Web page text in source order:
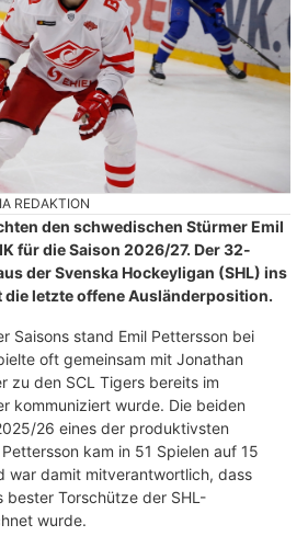
REDAKTION
den schwedischen Stürmer Emil
für die Saison 2026/27. Der 32-
der Svenska Hockeyligan (SHL) ins
die letzte offene Ausländerposition.
Saisons stand Emil Pettersson bei
oft gemeinsam mit Jonathan
zu den SCL Tigers bereits im
kommuniziert wurde. Die beiden
26 eines der produktivsten
kam in 51 Spielen auf 15
war damit mitverantwortlich, dass
bester Torschütze der SHL-
wurde.